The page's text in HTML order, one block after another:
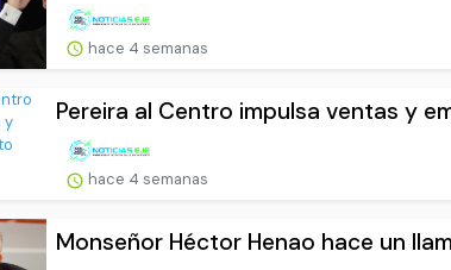
hace 4 semanas
Pereira al Centro impulsa ventas y
hace 4 semanas
Monseñor Héctor Henao hace un